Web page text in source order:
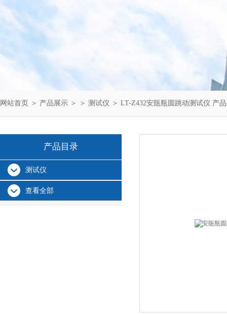
网站首页 ＞ 产品展示 ＞ ＞ 测试仪 ＞ LT-Z432安瓿瓶圆跳动测试仪 产
产品目录
测试仪
查看全部